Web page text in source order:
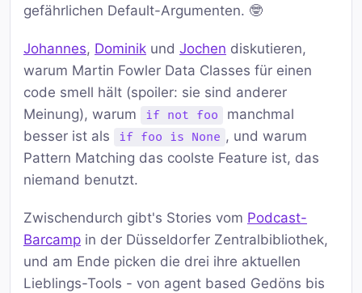
gefährlichen Default-Argumenten. 🤓
Johannes, Dominik und Jochen diskutieren,
warum Martin Fowler Data Classes für einen
code smell hält (spoiler: sie sind anderer
Meinung), warum
if not foo
manchmal
besser ist als
if foo is None , und warum
Pattern Matching das coolste Feature ist, das
niemand benutzt.
Zwischendurch gibt's Stories vom Podcast-
Barcamp in der Düsseldorfer Zentralbibliothek,
und am Ende picken die drei ihre aktuellen
Lieblings-Tools - von agent based Gedöns bis